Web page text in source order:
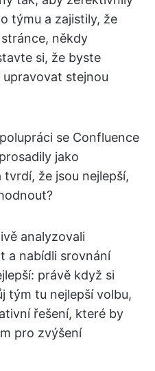
týmu a zajistily, že
někdy
si, že byste
upravovat stejnou
se Confluence
jako
že jsou nejlepší,
analyzovali
a nabídli srovnání
právě když si
tým tu nejlepší volbu,
řešení, které by
pro zvýšení